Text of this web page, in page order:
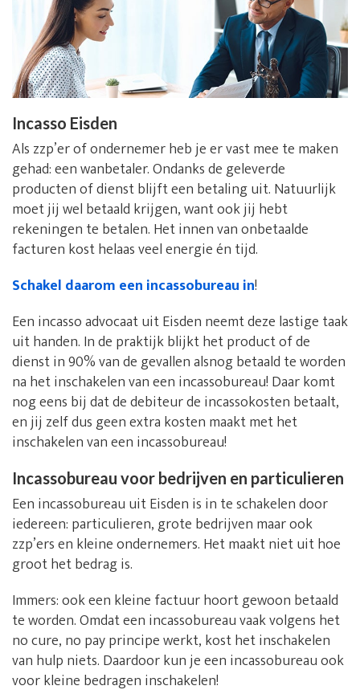
Incasso Eisden
Als zzp’er of ondernemer heb je er vast mee te maken
gehad: een wanbetaler. Ondanks de geleverde
producten of dienst blijft een betaling uit. Natuurlijk
moet jij wel betaald krijgen, want ook jij hebt
rekeningen te betalen. Het innen van onbetaalde
facturen kost helaas veel energie én tijd.
Schakel daarom een incassobureau in!
Een incasso advocaat uit Eisden neemt deze lastige taak
uit handen. In de praktijk blijkt het product of de
dienst in 90% van de gevallen alsnog betaald te worden
na het inschakelen van een incassobureau! Daar komt
nog eens bij dat de debiteur de incassokosten betaalt,
en jij zelf dus geen extra kosten maakt met het
inschakelen van een incassobureau!
Incassobureau voor bedrijven en particulieren
Een incassobureau uit Eisden is in te schakelen door
iedereen: particulieren, grote bedrijven maar ook
zzp’ers en kleine ondernemers. Het maakt niet uit hoe
groot het bedrag is.
Immers: ook een kleine factuur hoort gewoon betaald
te worden. Omdat een incassobureau vaak volgens het
no cure, no pay principe werkt, kost het inschakelen
van hulp niets. Daardoor kun je een incassobureau ook
voor kleine bedragen inschakelen!